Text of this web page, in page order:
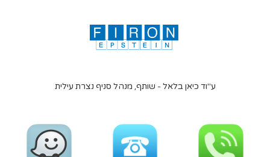
ע''וד כיאן בלאל - שותף, מנהל סניף נצרת עילית